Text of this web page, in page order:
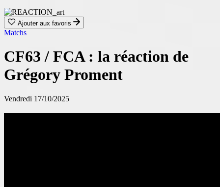
Ajouter aux favoris
Matchs
CF63 / FCA : la réaction de
Grégory Proment
Vendredi 17/10/2025